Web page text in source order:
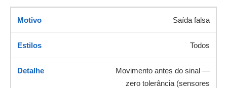
Saída falsa
Todos
Movimento antes do sinal —
zero tolerância (sensores